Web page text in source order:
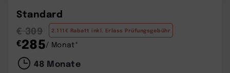
Standard
€ 309
2.111€ Rabatt inkl. Erlass Prüfungsgebühr
€285/ Monat*
48 Monate